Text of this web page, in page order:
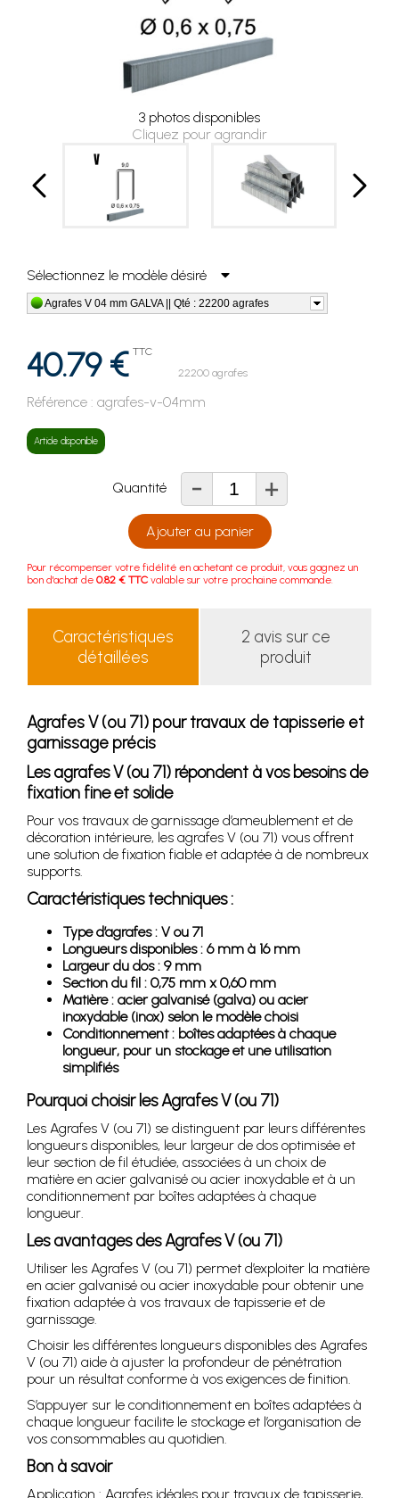
3 photos disponibles
Cliquez pour agrandir
Sélectionnez le modèle désiré
Agrafes V 04 mm GALVA || Qté : 22200 agrafes
40.79 € TTC
22200 agrafes
Référence : agrafes-v-04mm
Article disponible
Quantité - +
Ajouter au panier
Pour récompenser votre fidélité en achetant ce produit, vous gagnez un
bon d'achat de 0.82 € TTC valable sur votre prochaine commande.
Caractéristiques
détaillées
2 avis sur ce
produit
Agrafes V (ou 71) pour travaux de tapisserie et
garnissage précis
Les agrafes V (ou 71) répondent à vos besoins de
fixation fine et solide
Pour vos travaux de garnissage d’ameublement et de
décoration intérieure, les agrafes V (ou 71) vous offrent
une solution de fixation fiable et adaptée à de nombreux
supports.
Caractéristiques techniques :
Type d’agrafes : V ou 71
Longueurs disponibles : 6 mm à 16 mm
Largeur du dos : 9 mm
Section du fil : 0,75 mm x 0,60 mm
Matière : acier galvanisé (galva) ou acier
inoxydable (inox) selon le modèle choisi
Conditionnement : boîtes adaptées à chaque
longueur, pour un stockage et une utilisation
simplifiés
Pourquoi choisir les Agrafes V (ou 71)
Les Agrafes V (ou 71) se distinguent par leurs différentes
longueurs disponibles, leur largeur de dos optimisée et
leur section de fil étudiée, associées à un choix de
matière en acier galvanisé ou acier inoxydable et à un
conditionnement par boîtes adaptées à chaque
longueur.
Les avantages des Agrafes V (ou 71)
Utiliser les Agrafes V (ou 71) permet d’exploiter la matière
en acier galvanisé ou acier inoxydable pour obtenir une
fixation adaptée à vos travaux de tapisserie et de
garnissage.
Choisir les différentes longueurs disponibles des Agrafes
V (ou 71) aide à ajuster la profondeur de pénétration
pour un résultat conforme à vos exigences de finition.
S’appuyer sur le conditionnement en boîtes adaptées à
chaque longueur facilite le stockage et l’organisation de
vos consommables au quotidien.
Bon à savoir
Application : Agrafes idéales pour travaux de tapisserie,